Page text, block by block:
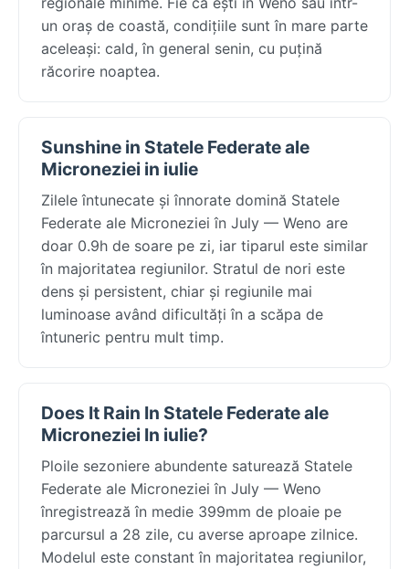
un oraș de coastă, condițiile sunt în mare parte
aceleași: cald, în general senin, cu puțină
răcorire noaptea.
Sunshine in Statele Federate ale
Microneziei in iulie
Zilele întunecate și înnorate domină Statele
Federate ale Microneziei în July — Weno are
doar 0.9h de soare pe zi, iar tiparul este similar
în majoritatea regiunilor. Stratul de nori este
dens și persistent, chiar și regiunile mai
luminoase având dificultăți în a scăpa de
întuneric pentru mult timp.
Does It Rain In Statele Federate ale
Microneziei In iulie?
Ploile sezoniere abundente saturează Statele
Federate ale Microneziei în July — Weno
înregistrează în medie 399mm de ploaie pe
parcursul a 28 zile, cu averse aproape zilnice.
Modelul este constant în majoritatea regiunilor,